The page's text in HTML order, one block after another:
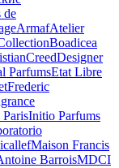
de
ArmafAtelier
Boadicea
CreedDesigner
ParfumsEtat Libre
Frederic
Initio Parfums
Maison Francis
BarroisMDCI